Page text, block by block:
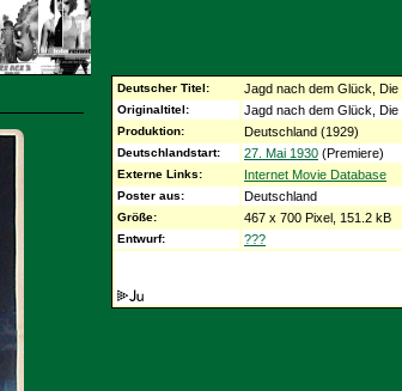
Deutscher Titel: Jagd nach dem Glück, Die
Originaltitel: Jagd nach dem Glück, Die
Produktion: Deutschland (1929)
Deutschlandstart: 27. Mai 1930 (Premiere)
Externe Links: Internet Movie Database
Poster aus: Deutschland
Größe: 467 x 700 Pixel, 151.2 kB
Entwurf: ???